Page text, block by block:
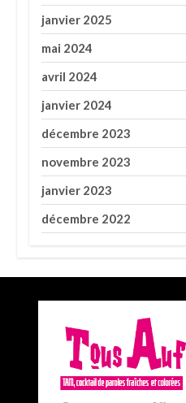
janvier 2025
mai 2024
avril 2024
janvier 2024
décembre 2023
novembre 2023
janvier 2023
décembre 2022